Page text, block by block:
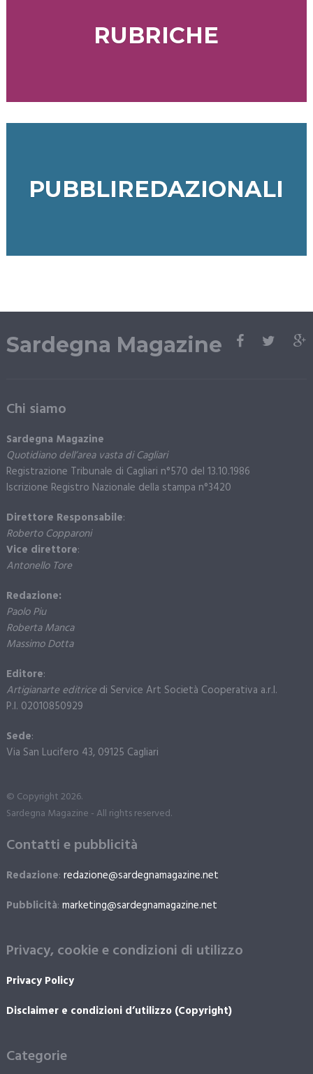
RUBRICHE
PUBBLIREDAZIONALI
Sardegna Magazine
Chi siamo
Sardegna Magazine
Quotidiano dell’area vasta di Cagliari
Registrazione Tribunale di Cagliari n°570 del 13.10.1986
Iscrizione Registro Nazionale della stampa n°3420
Direttore Responsabile:
Roberto Copparoni
Vice direttore:
Antonello Tore
Redazione:
Paolo Piu
Roberta Manca
Massimo Dotta
Editore:
Artigianarte editricedi Service Art Società Cooperativa a.r.l.
P.I. 02010850929
Sede:
Via San Lucifero 43, 09125 Cagliari
© Copyright 2026.
Sardegna Magazine - All rights reserved.
Contatti e pubblicità
Redazione: redazione@sardegnamagazine.net
Pubblicità: marketing@sardegnamagazine.net
Privacy, cookie e condizioni di utilizzo
Privacy Policy
Disclaimer e condizioni d’utilizzo (Copyright)
Categorie